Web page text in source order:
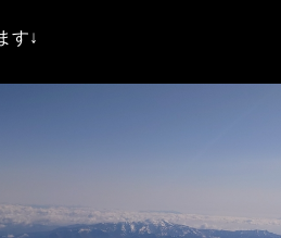
す↓